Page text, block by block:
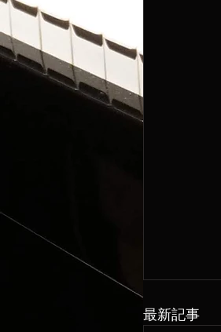
最新記事